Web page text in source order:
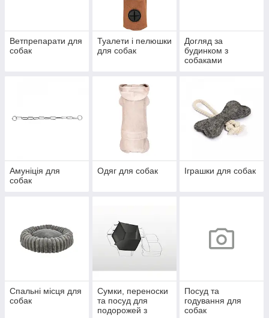
Ветпрепарати для
собак
Туалети і пелюшки
для собак
Догляд за
будинком з
собаками
Амуніція для
собак
Одяг для собак Іграшки для собак
Спальні місця для
собак
Сумки, переноски
та посуд для
подорожей з
Посуд та
годування для
собак